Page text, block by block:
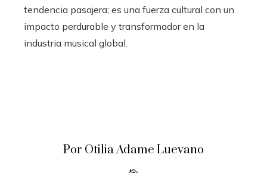
tendencia pasajera; es una fuerza cultural con un
impacto perdurable y transformador en la
industria musical global.
Por Otilia Adame Luevano